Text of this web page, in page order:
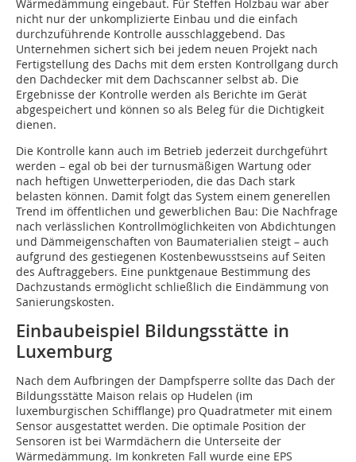
Wärmedämmung eingebaut. Für Steffen Holzbau war aber
nicht nur der unkomplizierte Einbau und die einfach
durchzuführende Kontrolle ausschlaggebend. Das
Unternehmen sichert sich bei jedem neuen Projekt nach
Fertigstellung des Dachs mit dem ersten Kontrollgang durch
den Dachdecker mit dem Dachscanner selbst ab. Die
Ergebnisse der Kontrolle werden als Berichte im Gerät
abgespeichert und können so als Beleg für die Dichtigkeit
dienen.
Die Kontrolle kann auch im Betrieb jederzeit durchgeführt
werden – egal ob bei der turnusmäßigen Wartung oder
nach heftigen Unwetterperioden, die das Dach stark
belasten können. Damit folgt das System einem generellen
Trend im öffentlichen und gewerblichen Bau: Die Nachfrage
nach verlässlichen Kontrollmöglichkeiten von Abdichtungen
und Dämmeigenschaften von Baumaterialien steigt – auch
aufgrund des gestiegenen Kostenbewusstseins auf Seiten
des Auftraggebers. Eine punktgenaue Bestimmung des
Dachzustands ermöglicht schließlich die Eindämmung von
Sanierungskosten.
Einbaubeispiel Bildungsstätte in
Luxemburg
Nach dem Aufbringen der Dampfsperre sollte das Dach der
Bildungsstätte Maison relais op Hudelen (im
luxemburgischen Schifflange) pro Quadratmeter mit einem
Sensor ausgestattet werden. Die optimale Position der
Sensoren ist bei Warmdächern die Unterseite der
Wärmedämmung. Im konkreten Fall wurde eine EPS